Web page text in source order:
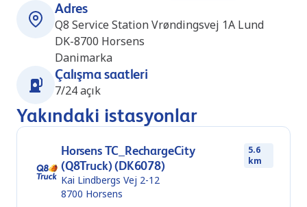
Adres
Q8 Service Station Vrøndingsvej 1A Lund
DK-8700 Horsens
Danimarka
Çalışma saatleri
7/24 açık
Yakındaki istasyonlar
Horsens TC_RechargeCity
(Q8Truck) (DK6078)
5.6
km
Kai Lindbergs Vej 2-12
8700 Horsens